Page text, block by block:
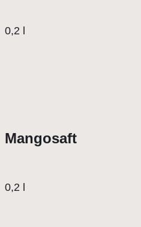
0,2 l
Mangosaft
0,2 l